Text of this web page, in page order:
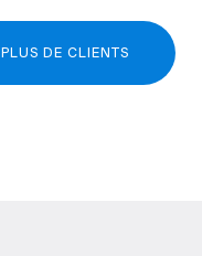
PLUS DE CLIENTS